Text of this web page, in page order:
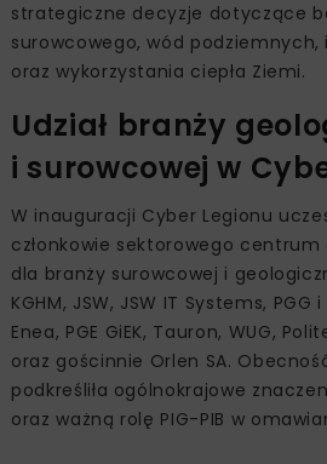
strategiczne decyzje dotyczące
surowcowego, wód
oraz wykorzystania ciepła Ziemi.
Udział branży
i surowcowej w
W inauguracji Cyber Legionu
członkowie sektorowego
dla branży surowcowej i
KGHM, JSW, JSW IT Systems, PGG
Enea, PGE GiEK, Tauron, WUG,
oraz gościnnie Orlen SA.
podkreśliła ogólnokrajowe
oraz ważną rolę PIG-PIB w